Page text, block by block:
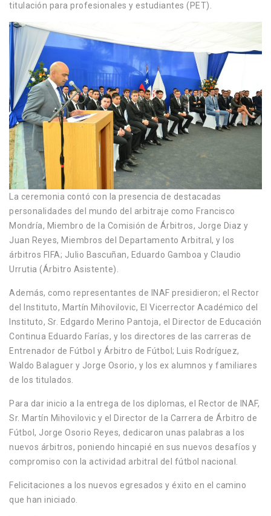
titulación para profesionales y estudiantes (PET).
La ceremonia contó con la presencia de destacadas
personalidades del mundo del arbitraje como Francisco
Mondría, Miembro de la Comisión de Árbitros, Jorge Diaz y
Juan Reyes, Miembros del Departamento Arbitral, y los
árbitros FIFA; Julio Bascuñan, Eduardo Gamboa y Claudio
Urrutia (Árbitro Asistente).
Además, como representantes de INAF presidieron; el Rector
del Instituto, Martín Mihovilovic, El Vicerrector Académico del
Instituto, Sr. Edgardo Merino Pantoja, el Director de Educación
Continua Eduardo Farías, y los directores de las carreras de
Entrenador de Fútbol y Árbitro de Fútbol; Luis Rodríguez,
Waldo Balaguer y Jorge Osorio, y los ex alumnos y familiares
de los titulados.
Para dar inicio a la entrega de los diplomas, el Rector de INAF,
Sr. Martín Mihovilovic y el Director de la Carrera de Árbitro de
Fútbol, Jorge Osorio Reyes, dedicaron unas palabras a los
nuevos árbitros, poniendo hincapié en sus nuevos desafíos y
compromiso con la actividad arbitral del fútbol nacional.
Felicitaciones a los nuevos egresados y éxito en el camino
que han iniciado.